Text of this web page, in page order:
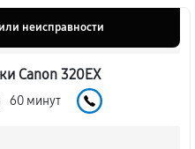
неисправности
Canon 320EX
60 минут